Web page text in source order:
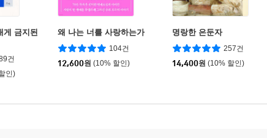
게 금지된
건
인)
왜 나는 너를 사랑하는가
104건
12,600원 (10% 할인)
명랑한 은둔자
257건
14,400원 (10% 할인)